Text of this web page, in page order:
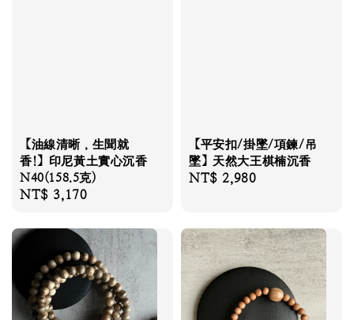
【油線清晰，生聞就
香!】印尼黃土實心沉香
N40(158.5克)
Regular
NT$ 3,170
【平安扣/掛墜/項鍊/吊
墜】天然大王棋楠沉香
Regular
NT$ 2,980